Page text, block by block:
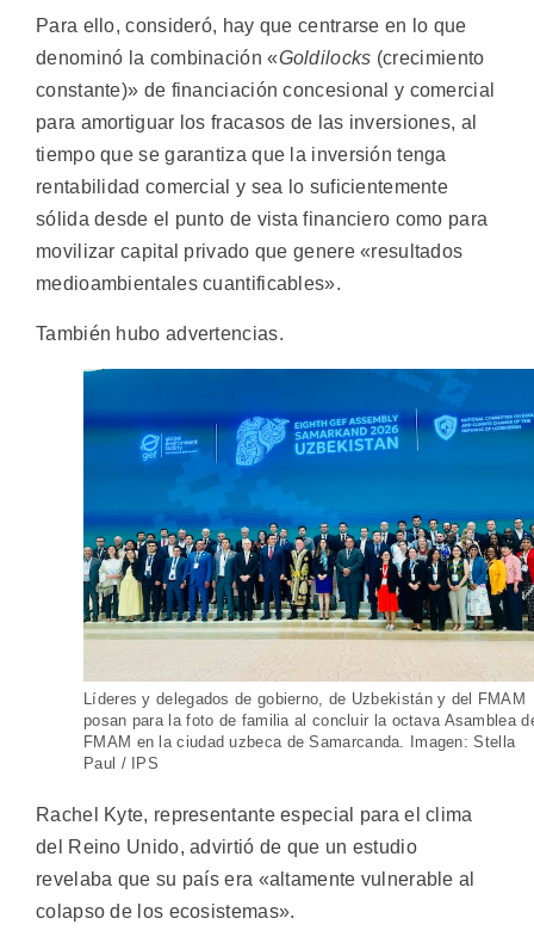
Para ello, consideró, hay que centrarse en lo que
denominó la combinación «Goldilocks (crecimiento
constante)» de financiación concesional y comercial
para amortiguar los fracasos de las inversiones, al
tiempo que se garantiza que la inversión tenga
rentabilidad comercial y sea lo suficientemente
sólida desde el punto de vista financiero como para
movilizar capital privado que genere «resultados
medioambientales cuantificables».
También hubo advertencias.
Líderes y delegados de gobierno, de Uzbekistán y del FMAM
posan para la foto de familia al concluir la octava Asamblea
FMAM en la ciudad uzbeca de Samarcanda. Imagen: Stella
Paul / IPS
Rachel Kyte, representante especial para el clima
del Reino Unido, advirtió de que un estudio
revelaba que su país era «altamente vulnerable al
colapso de los ecosistemas».